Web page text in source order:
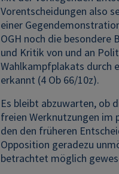
Vorentscheidungen also
einer
OGH noch die
und Kritik von und an
Wahlkampfplakats durch
erkannt (4 Ob 66/10z).
Es bleibt abzuwarten, ob
freien Werknutzungen im
den den früheren
Opposition geradezu
betrachtet möglich